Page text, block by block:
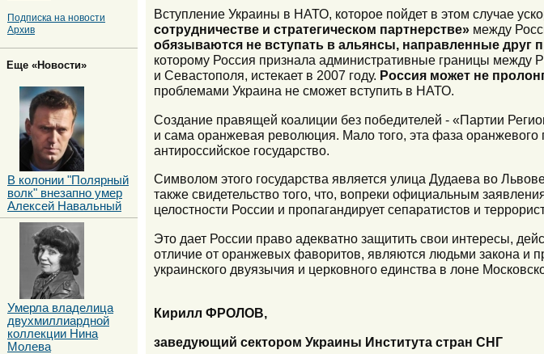
Вступление Украины в НАТО, которое пойдет в этом случае
сотрудничестве и стратегическом партнерстве» между
обязываются не вступать в альянсы, направленные друг
которому Россия признала административные границы
и Севастополя, истекает в 2007 году. Россия может не
проблемами Украина не сможет вступить в НАТО.
Создание правящей коалиции без победителей - «Партии
и сама оранжевая революция. Мало того, эта фаза оранжевого
антироссийское государство.
Символом этого государства является улица Дудаева во
также свидетельство того, что, вопреки официальным
целостности России и пропагандирует сепаратистов и
Это дает России право адекватно защитить свои интересы,
отличие от оранжевых фаворитов, являются людьми закона и
украинского двуязычия и церковного единства в лоне
Кирилл ФРОЛОВ,
заведующий сектором Украины Института стран СНГ
Подписка на новости
Архив
Еще «Новости»
В колонии "Полярный
волк" внезапно умер
Алексей Навальный
Умерла владелица
двухмиллиардной
коллекции Нина
Молева